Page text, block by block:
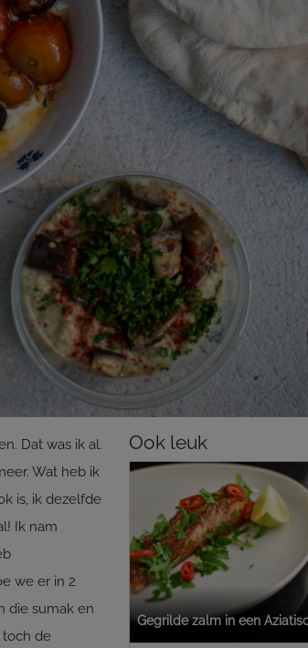
Dat was ik al.
Wat heb ik
is, ik dezelfde
Ik nam
we er in 2
die sumak en
toch de
Ook leuk
Gegrilde zalm in een